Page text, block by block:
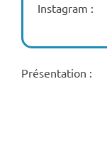
Instagram :
Présentation :